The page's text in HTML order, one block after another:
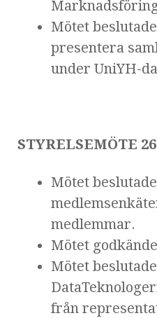
Mötet
presentera
under UniYH-
STYRELSEMÖTE
Mötet
medlemmar.
Mötet
Mötet
från